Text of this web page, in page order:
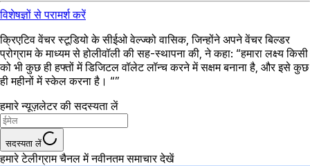
विशेषज्ञों से परामर्श करें
क्रिएटिव वेंचर स्टूडियो के सीईओ वेल्ज्को वासिक, जिन्होंने अपने वेंचर बिल्डर
प्रोग्राम के माध्यम से होलीवॉली की सह-स्थापना की, ने कहा: “हमारा लक्ष्य किसी
को भी कुछ ही हफ्तों में डिजिटल वॉलेट लॉन्च करने में सक्षम बनाना है, और इसे कुछ
ही महीनों में स्केल करना है। “”
हमारे न्यूज़लेटर की सदस्यता लें
सदस्यता लें
हमारे टेलीग्राम चैनल में नवीनतम समाचार देखें